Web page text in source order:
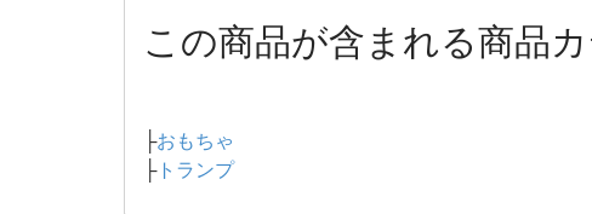
この商品が含まれる商品
├おもちゃ
├トランプ